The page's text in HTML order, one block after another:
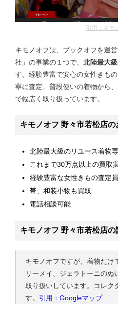
引用：キモ
キモノオフは、ブックオフを運
社」の事業の１つで、 北陸最大
す。経験豊富で安心の女性きも
寧に査定、普段使いの着物から
で幅広く取り扱っています。
キモノオフ 野々市若松店の
北陸最大級のリユース着物
これまで30万点以上の買取
経験豊富な女性きもの査定
帯、和装小物も買取
電話相談可能
キモノオフ 野々市若松店の
キモノオフですが、着物だけ
リーメイ、ジェラトーニのぬ
取り扱いしています。コレク
す。 引用：Googleマップ